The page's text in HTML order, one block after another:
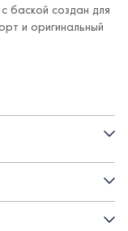
баской создан для
и оригинальный